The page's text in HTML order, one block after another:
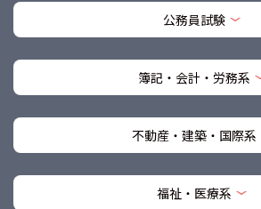
公務員試験
簿記・会計・労務系
不動産・建築・国際系
福祉・医療系